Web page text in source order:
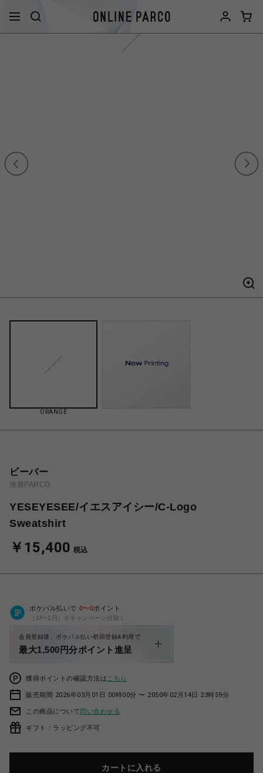
ORANGE
ビーバー
池袋PARCO
YESEYESEE/イエスアイシー/C-Logo
Sweatshirt
￥15,400 税込
ポケパル払いで 0〜0ポイント
（1P=1円）※キャンペーン分除く
会員登録後、ポケパル払い初回登録&利用で
最大1,500円分ポイント進呈
獲得ポイントの確認方法は こちら
販売期間 2026年03月01日 00時00分 〜 2050年02月14日 23時59分
この商品について問い合わせる
ギフト：ラッピング不可
カートに入れる